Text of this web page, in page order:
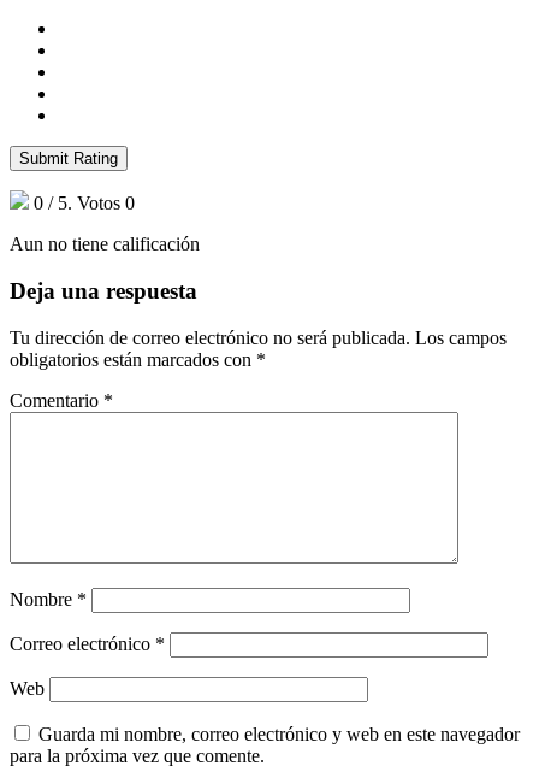
Submit Rating
0 / 5. Votos 0
Aun no tiene calificación
Deja una respuesta
Tu dirección de correo electrónico no será publicada. Los campos
obligatorios están marcados con *
Comentario *
Nombre *
Correo electrónico *
Web
Guarda mi nombre, correo electrónico y web en este navegador
para la próxima vez que comente.